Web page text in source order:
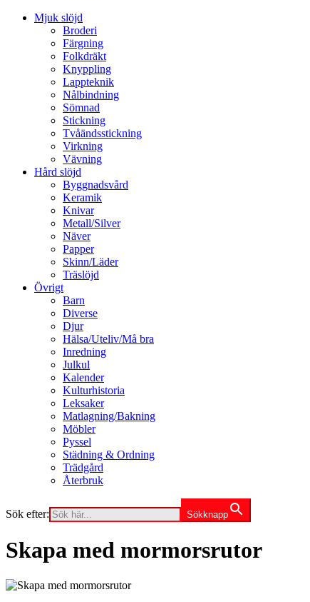
Mjuk slöjd
Broderi
Färgning
Folkdräkt
Knyppling
Lappteknik
Nålbindning
Sömnad
Stickning
Tvåändsstickning
Virkning
Vävning
Hård slöjd
Byggnadsvård
Keramik
Knivar
Metall/Silver
Näver
Papper
Skinn/Läder
Träslöjd
Övrigt
Barn
Diverse
Djur
Hälsa/Uteliv/Må bra
Inredning
Julkul
Kalender
Kulturhistoria
Leksaker
Matlagning/Bakning
Möbler
Pyssel
Städning & Ordning
Trädgård
Återbruk
Sök efter: Sökknapp
Skapa med mormorsrutor